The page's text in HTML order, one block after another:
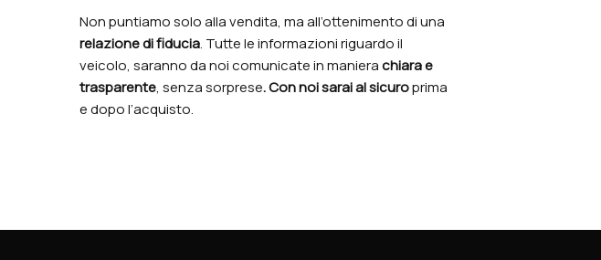
Non puntiamo solo alla vendita, ma all’ottenimento di una
relazione di fiducia. Tutte le informazioni riguardo il
veicolo, saranno da noi comunicate in manierachiara e
trasparente, senza sorprese. Con noi sarai al sicuroprima
e dopo l’acquisto.